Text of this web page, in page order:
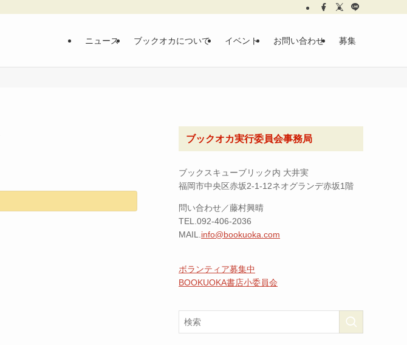
ニュース ブックオカについて イベント お問い合わせ 募集
ブックオカ実行委員会事務局
ブックスキューブリック内 大井実
福岡市中央区赤坂2-1-12ネオグランデ赤坂1階
問い合わせ／藤村興晴
TEL.092-406-2036
MAIL. info@bookuoka.com
ボランティア募集中
BOOKUOKA書店小委員会